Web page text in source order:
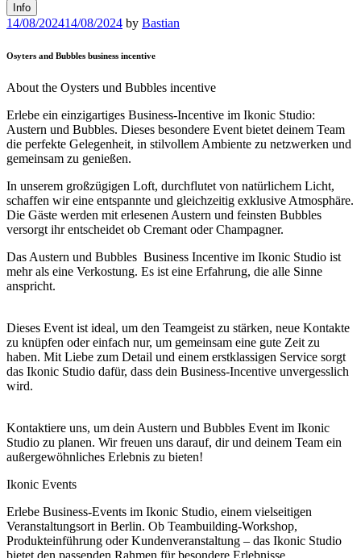
Info
14/08/202414/08/2024 by Bastian
Osyters and Bubbles business incentive
About the Oysters und Bubbles incentive
Erlebe ein einzigartiges Business-Incentive im Ikonic Studio:
Austern und Bubbles. Dieses besondere Event bietet deinem Team
die perfekte Gelegenheit, in stilvollem Ambiente zu netzwerken und
gemeinsam zu genießen.
In unserem großzügigen Loft, durchflutet von natürlichem Licht,
schaffen wir eine entspannte und gleichzeitig exklusive Atmosphäre.
Die Gäste werden mit erlesenen Austern und feinsten Bubbles
versorgt ihr entscheidet ob Cremant oder Champagner.
Das Austern und Bubbles Business Incentive im Ikonic Studio ist
mehr als eine Verkostung. Es ist eine Erfahrung, die alle Sinne
anspricht.
Dieses Event ist ideal, um den Teamgeist zu stärken, neue Kontakte
zu knüpfen oder einfach nur, um gemeinsam eine gute Zeit zu
haben. Mit Liebe zum Detail und einem erstklassigen Service sorgt
das Ikonic Studio dafür, dass dein Business-Incentive unvergesslich
wird.
Kontaktiere uns, um dein Austern und Bubbles Event im Ikonic
Studio zu planen. Wir freuen uns darauf, dir und deinem Team ein
außergewöhnliches Erlebnis zu bieten!
Ikonic Events
Erlebe Business-Events im Ikonic Studio, einem vielseitigen
Veranstaltungsort in Berlin. Ob Teambuilding-Workshop,
Produkteinführung oder Kundenveranstaltung – das Ikonic Studio
bietet den passenden Rahmen für besondere Erlebnisse.